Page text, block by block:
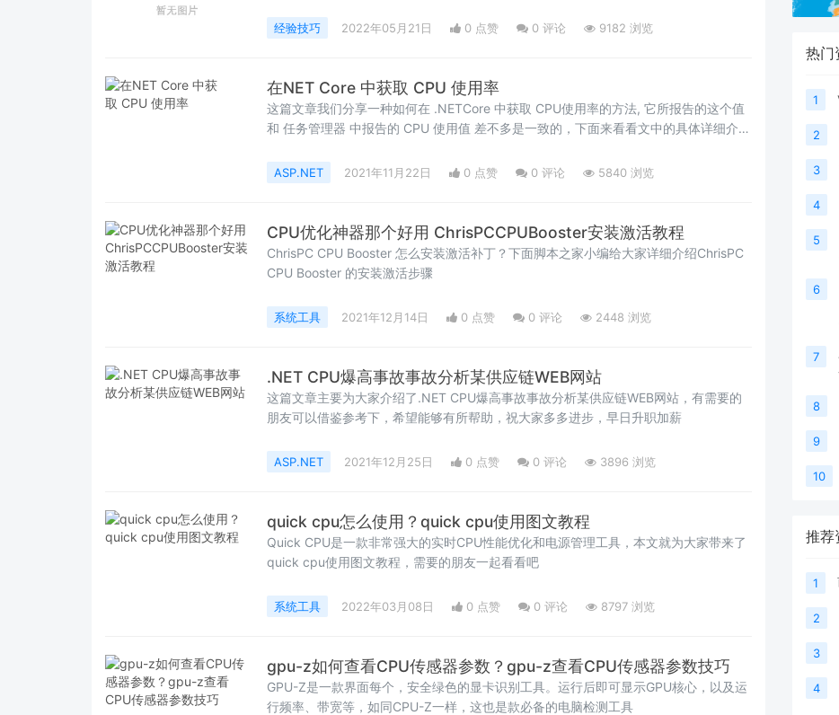
经验技巧 2022年05月21日 0 点赞 0 评论 9182 浏览
在NET Core 中获取 CPU 使用率
这篇文章我们分享一种如何在 .NETCore 中获取 CPU使用率的方法, 它所报告的这个值
和 任务管理器 中报告的 CPU 使用值 差不多是一致的，下面来看看文中的具体详细介绍
ASP.NET 2021年11月22日 0 点赞 0 评论 5840 浏览
CPU优化神器那个好用 ChrisPCCPUBooster安装激活教程
ChrisPC CPU Booster 怎么安装激活补丁？下面脚本之家小编给大家详细介绍ChrisPC
CPU Booster 的安装激活步骤
系统工具 2021年12月14日 0 点赞 0 评论 2448 浏览
.NET CPU爆高事故事故分析某供应链WEB网站
这篇文章主要为大家介绍了.NET CPU爆高事故事故分析某供应链WEB网站，有需要的
朋友可以借鉴参考下，希望能够有所帮助，祝大家多多进步，早日升职加薪
ASP.NET 2021年12月25日 0 点赞 0 评论 3896 浏览
quick cpu怎么使用？quick cpu使用图文教程
Quick CPU是一款非常强大的实时CPU性能优化和电源管理工具，本文就为大家带来了
quick cpu使用图文教程，需要的朋友一起看看吧
系统工具 2022年03月08日 0 点赞 0 评论 8797 浏览
gpu-z如何查看CPU传感器参数？gpu-z查看CPU传感器参数技巧
GPU-Z是一款界面每个，安全绿色的显卡识别工具。运行后即可显示GPU核心，以及运
行频率、带宽等，如同CPU-Z一样，这也是款必备的电脑检测工具
热门
1
2
3
4
5
6
7
8
9
10
推荐
1
2
3
4